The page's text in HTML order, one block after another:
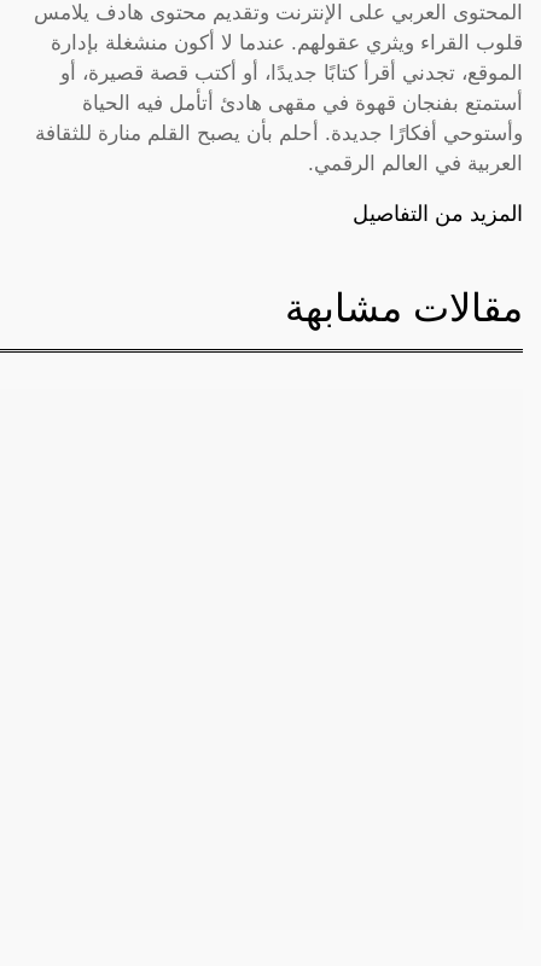
المحتوى العربي على الإنترنت وتقديم محتوى هادف يلامس
قلوب القراء ويثري عقولهم. عندما لا أكون منشغلة بإدارة
الموقع، تجدني أقرأ كتابًا جديدًا، أو أكتب قصة قصيرة، أو
أستمتع بفنجان قهوة في مقهى هادئ أتأمل فيه الحياة
وأستوحي أفكارًا جديدة. أحلم بأن يصبح القلم منارة للثقافة
العربية في العالم الرقمي.
المزيد من التفاصيل
مقالات مشابهة